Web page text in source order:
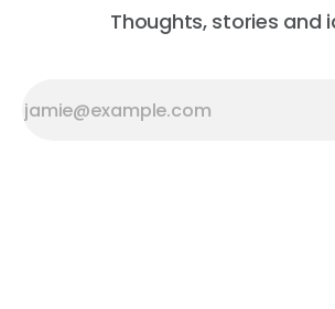
Thoughts, stories and